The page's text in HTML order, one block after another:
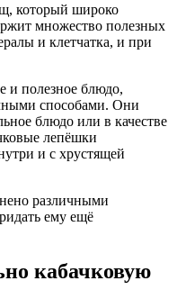
который широко
множество полезных
и клетчатка, и при
и полезное блюдо,
способами. Они
блюдо или в качестве
лепёшки
и с хрустящей
различными
ему ещё
кабачковую